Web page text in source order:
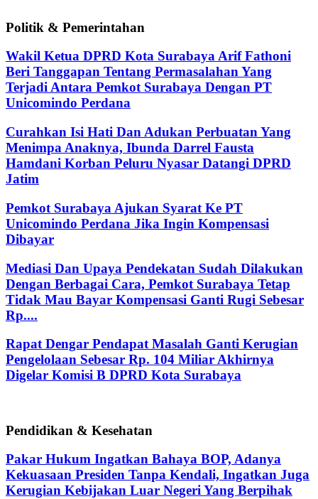
Politik & Pemerintahan
Wakil Ketua DPRD Kota Surabaya Arif Fathoni
Beri Tanggapan Tentang Permasalahan Yang
Terjadi Antara Pemkot Surabaya Dengan PT
Unicomindo Perdana
Curahkan Isi Hati Dan Adukan Perbuatan Yang
Menimpa Anaknya, Ibunda Darrel Fausta
Hamdani Korban Peluru Nyasar Datangi DPRD
Jatim
Pemkot Surabaya Ajukan Syarat Ke PT
Unicomindo Perdana Jika Ingin Kompensasi
Dibayar
Mediasi Dan Upaya Pendekatan Sudah Dilakukan
Dengan Berbagai Cara, Pemkot Surabaya Tetap
Tidak Mau Bayar Kompensasi Ganti Rugi Sebesar
Rp....
Rapat Dengar Pendapat Masalah Ganti Kerugian
Pengelolaan Sebesar Rp. 104 Miliar Akhirnya
Digelar Komisi B DPRD Kota Surabaya
Pendidikan & Kesehatan
Pakar Hukum Ingatkan Bahaya BOP, Adanya
Kekuasaan Presiden Tanpa Kendali, Ingatkan Juga
Kerugian Kebijakan Luar Negeri Yang Berpihak